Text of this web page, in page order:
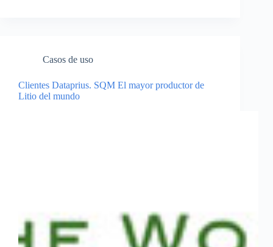
Casos de uso
Clientes Dataprius. SQM El mayor productor de
Litio del mundo